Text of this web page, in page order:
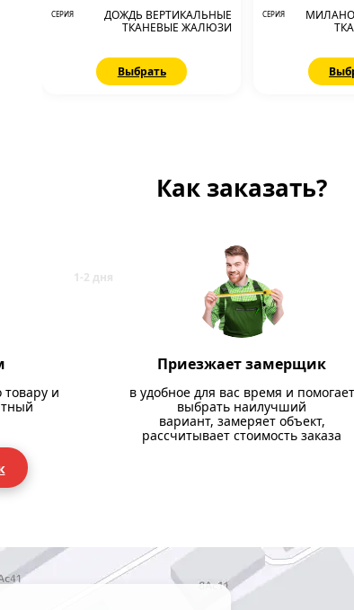
СЕРИЯ
ДОЖДЬ ВЕРТИКАЛЬНЫЕ
ТКАНЕВЫЕ ЖАЛЮЗИ
Выбрать
СЕРИЯ
МИЛАНО
Как заказать?
товару и
Приезжает замерщик
в удобное для вас время и помогает
выбрать наилучший
вариант, замеряет объект,
рассчитывает стоимость заказа